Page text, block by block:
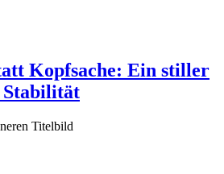
Kopfsache: Ein stiller